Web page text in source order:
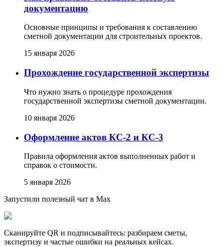
документацию
Основные принципы и требования к составлению
сметной документации для строительных проектов.
15 января 2026
Прохождение государственной экспертизы
Что нужно знать о процедуре прохождения
государственной экспертизы сметной документации.
10 января 2026
Оформление актов КС-2 и КС-3
Правила оформления актов выполненных работ и
справок о стоимости.
5 января 2026
Запустили полезный чат в Max
Сканируйте QR и подписывайтесь: разбираем сметы,
экспертизу и частые ошибки на реальных кейсах.